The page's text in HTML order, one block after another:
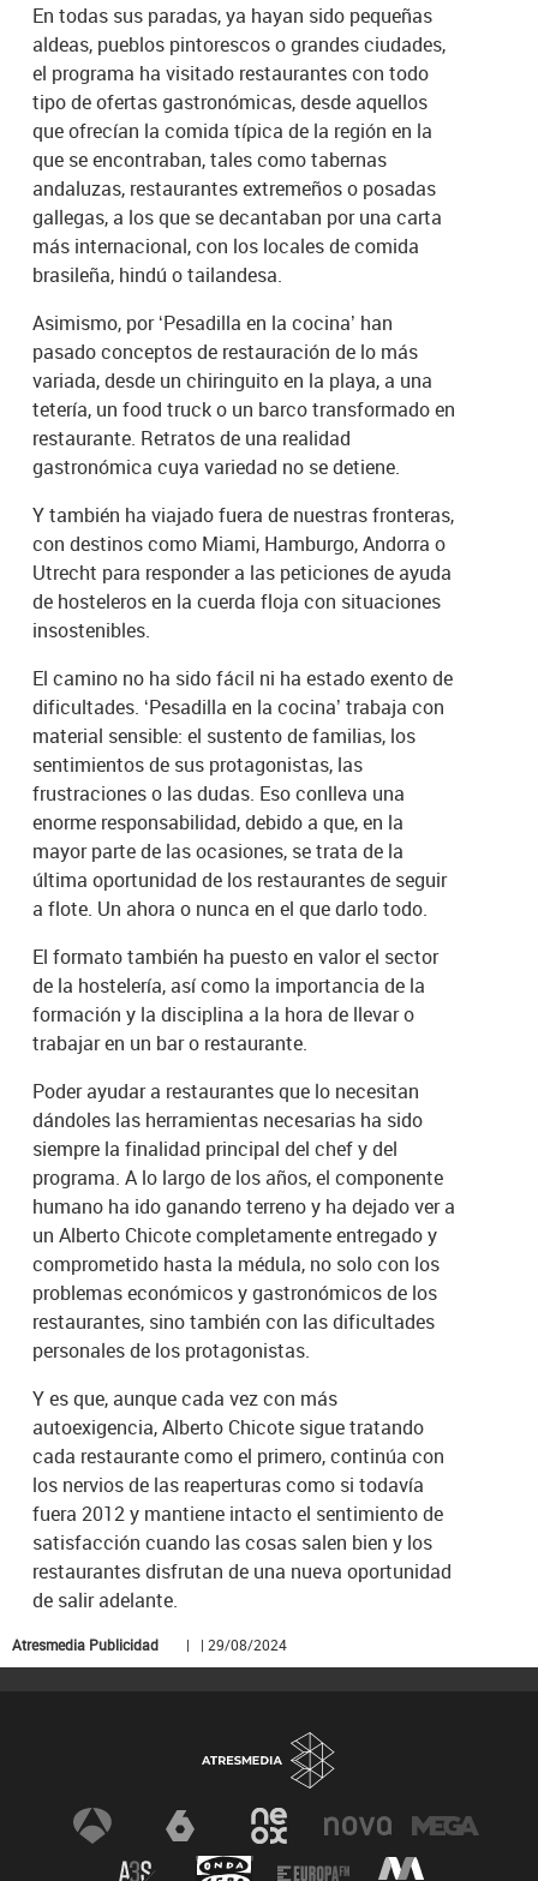
En todas sus paradas, ya hayan sido pequeñas
aldeas, pueblos pintorescos o grandes ciudades,
el programa ha visitado restaurantes con todo
tipo de ofertas gastronómicas, desde aquellos
que ofrecían la comida típica de la región en la
que se encontraban, tales como tabernas
andaluzas, restaurantes extremeños o posadas
gallegas, a los que se decantaban por una carta
más internacional, con los locales de comida
brasileña, hindú o tailandesa.
Asimismo, por ‘Pesadilla en la cocina’ han
pasado conceptos de restauración de lo más
variada, desde un chiringuito en la playa, a una
tetería, un food truck o un barco transformado en
restaurante. Retratos de una realidad
gastronómica cuya variedad no se detiene.
Y también ha viajado fuera de nuestras fronteras,
con destinos como Miami, Hamburgo, Andorra o
Utrecht para responder a las peticiones de ayuda
de hosteleros en la cuerda floja con situaciones
insostenibles.
El camino no ha sido fácil ni ha estado exento de
dificultades. ‘Pesadilla en la cocina’ trabaja con
material sensible: el sustento de familias, los
sentimientos de sus protagonistas, las
frustraciones o las dudas. Eso conlleva una
enorme responsabilidad, debido a que, en la
mayor parte de las ocasiones, se trata de la
última oportunidad de los restaurantes de seguir
a flote. Un ahora o nunca en el que darlo todo.
El formato también ha puesto en valor el sector
de la hostelería, así como la importancia de la
formación y la disciplina a la hora de llevar o
trabajar en un bar o restaurante.
Poder ayudar a restaurantes que lo necesitan
dándoles las herramientas necesarias ha sido
siempre la finalidad principal del chef y del
programa. A lo largo de los años, el componente
humano ha ido ganando terreno y ha dejado ver a
un Alberto Chicote completamente entregado y
comprometido hasta la médula, no solo con los
problemas económicos y gastronómicos de los
restaurantes, sino también con las dificultades
personales de los protagonistas.
Y es que, aunque cada vez con más
autoexigencia, Alberto Chicote sigue tratando
cada restaurante como el primero, continúa con
los nervios de las reaperturas como si todavía
fuera 2012 y mantiene intacto el sentimiento de
satisfacción cuando las cosas salen bien y los
restaurantes disfrutan de una nueva oportunidad
de salir adelante.
Atresmedia Publicidad | | 29/08/2024